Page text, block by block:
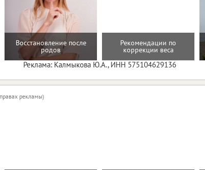
Восстановление после
родов
Рекомендации по
коррекции веса
Реклама: Калмыкова Ю.А., ИНН 575104629136
рекламы)